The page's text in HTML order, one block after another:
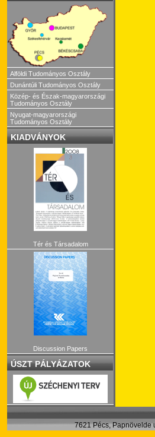
Alföldi Tudományos Osztály
Dunántúli Tudományos Osztály
Közép- és Észak-magyarországi
Tudományos Osztály
Nyugat-magyarországi
Tudományos Osztály
KIADVÁNYOK
Tér és Társadalom
Discussion Papers
ÚSZT PÁLYÁZATOK
7621 Pécs, Papnövelde